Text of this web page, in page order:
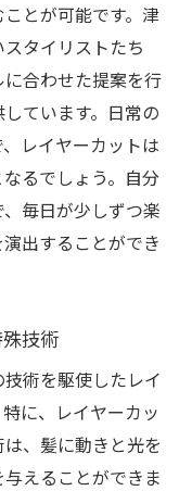
とが可能です。津
タイリストたち
合わせた提案を行
ています。日常の
レイヤーカットは
るでしょう。自分
毎日が少しずつ楽
出することができ
技術
術を駆使したレイ
に、レイヤーカッ
、髪に動きと光を
えることができま